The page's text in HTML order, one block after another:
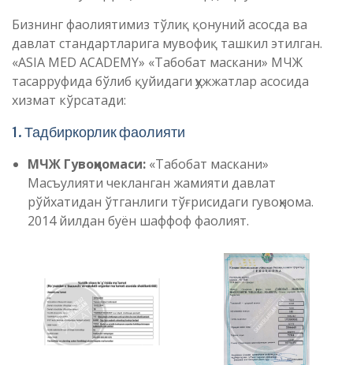
Бизнинг фаолиятимиз тўлиқ қонуний асосда ва
давлат стандартларига мувофиқ ташкил этилган.
«ASIA MED ACADEMY» «Табобат маскани» МЧЖ
тасарруфида бўлиб қуйидаги ҳужжатлар асосида
хизмат кўрсатади:
1. Тадбиркорлик фаолияти
МЧЖ Гувоҳномаси: «Табобат маскани»
Масъулияти чекланган жамияти давлат
рўйхатидан ўтганлиги тўғрисидаги гувоҳнома.
2014 йилдан буён шаффоф фаолият.